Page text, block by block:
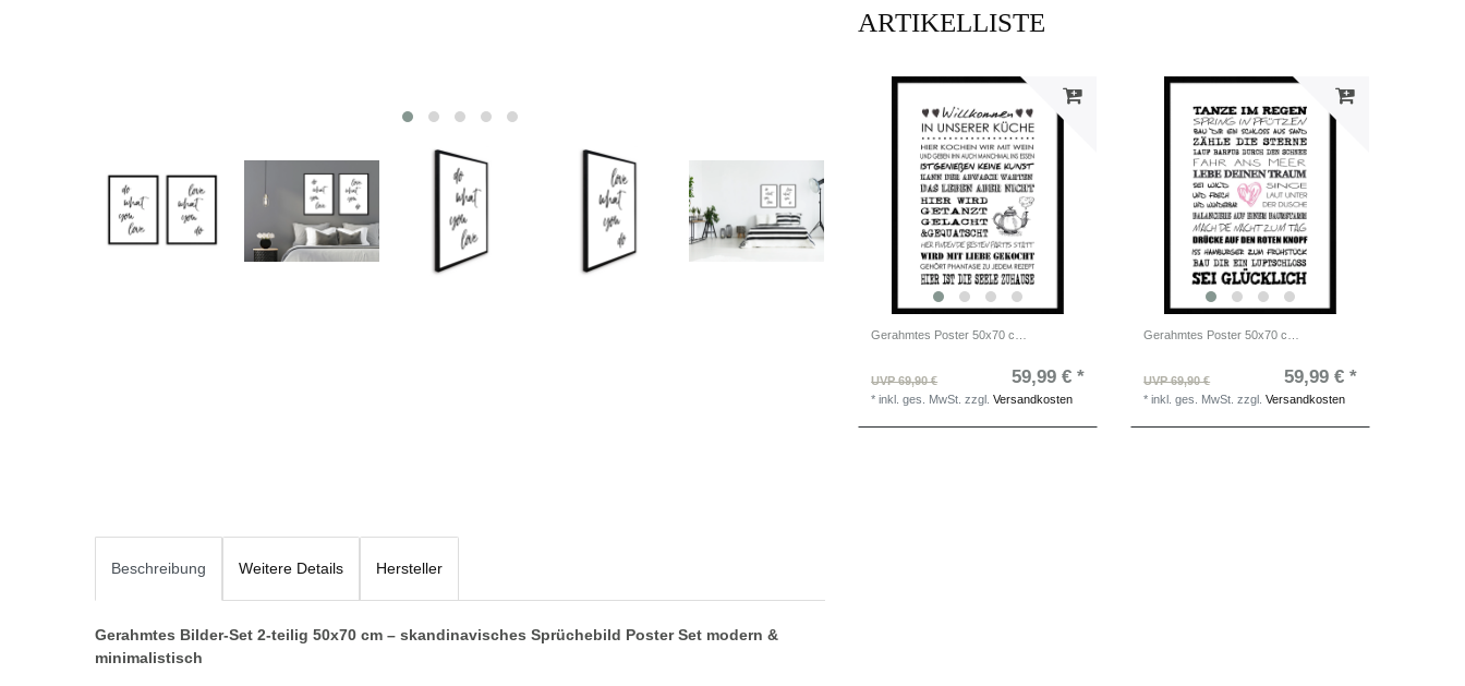
ARTIKELLISTE
UVP 69,90 € 59,99 € *
*inkl. ges. MwSt. zzgl.Versandkosten
UVP 69,90 € 59,99 € *
*inkl. ges. MwSt. zzgl.Versandkosten
Beschreibung Weitere Details Hersteller
Gerahmtes Bilder-Set 2-teilig 50x70 cm – skandinavisches Sprüchebild Poster Set modern &
minimalistisch